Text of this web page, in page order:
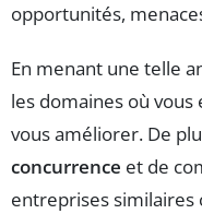
opportunités,
En menant une telle
les domaines où vous
vous améliorer. De
concurrence et de
entreprises similaires